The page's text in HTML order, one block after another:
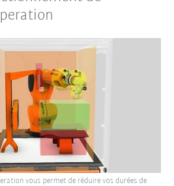
vous permet de réduire vos durées de